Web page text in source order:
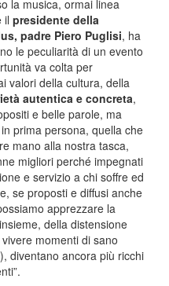
la musica, ormai linea
il presidente della
padre Piero Puglisi, ha
le peculiarità di un evento
va colta per
valori della cultura, della
autentica e concreta,
e belle parole, ma
prima persona, quella che
mano alla nostra tasca,
migliori perché impegnati
e servizio a chi soffre ed
se proposti e diffusi anche
apprezzare la
della distensione
momenti di sano
diventano ancora più ricchi